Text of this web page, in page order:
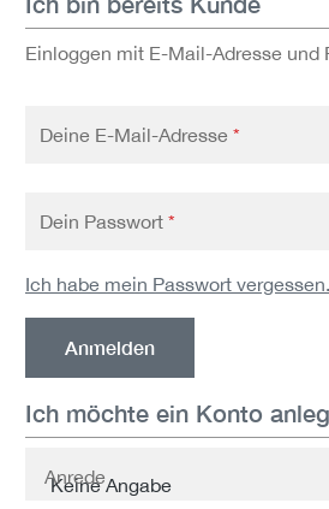
Einloggen mit E-Mail-Adresse und
Deine E-Mail-Adresse *
Dein Passwort *
Ich habe mein Passwort vergessen.
Anmelden
Ich möchte ein Konto
Persönliche Informationen
Anrede